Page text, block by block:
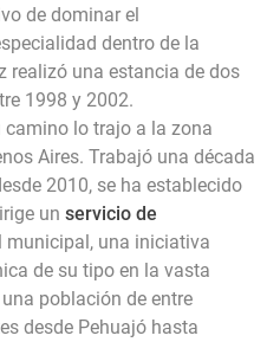
de dominar el
dentro de la
realizó una estancia de dos
1998 y 2002.
camino lo trajo a la zona
Aires. Trabajó una década
2010, se ha establecido
un servicio de
municipal, una iniciativa
de su tipo en la vasta
población de entre
desde Pehuajó hasta